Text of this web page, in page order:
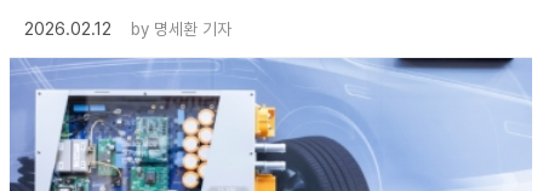
2026.02.12
by 명세환 기자